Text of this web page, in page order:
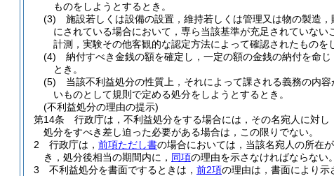
ものをしようとするとき。
(3)
施設若しくは設備の設置，維持若しくは管理又は物の製造
にされている場合において，専ら当該基準が充足されていな
計測，実験その他客観的な認定方法によって確認されたものを
(4)
納付すべき金銭の額を確定し，一定の額の金銭の納付を命
とき。
(5)
当該不利益処分の性質上，それによって課される義務の内
いものとして規則で定める処分をしようとするとき。
(不利益処分の理由の提示)
第14条
行政庁は，不利益処分をする場合には，その名宛人に対
処分をすべき差し迫った必要がある場合は，この限りでない。
2
行政庁は， 前項ただし書の場合においては，当該名宛人の所在
き，処分後相当の期間内に， 同項の理由を示さなければならない。
3
不利益処分を書面でするときは， 前2項の理由は，書面により示